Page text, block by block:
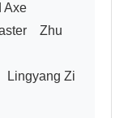
Axe
　Zhu
Lingyang Zi